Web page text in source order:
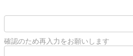
確認のため再入力をお願いします